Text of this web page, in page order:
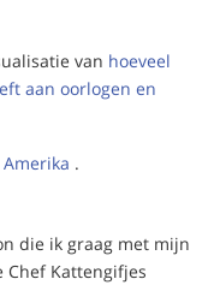
van hoeveel
aan oorlogen en
.
die ik graag met mijn
Chef Kattengifjes